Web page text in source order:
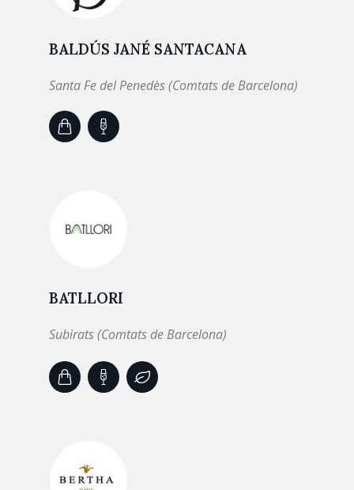
BALDÚS JANÉ SANTACANA
Santa Fe del Penedès (Comtats de Barcelona)
BATLLORI
Subirats (Comtats de Barcelona)